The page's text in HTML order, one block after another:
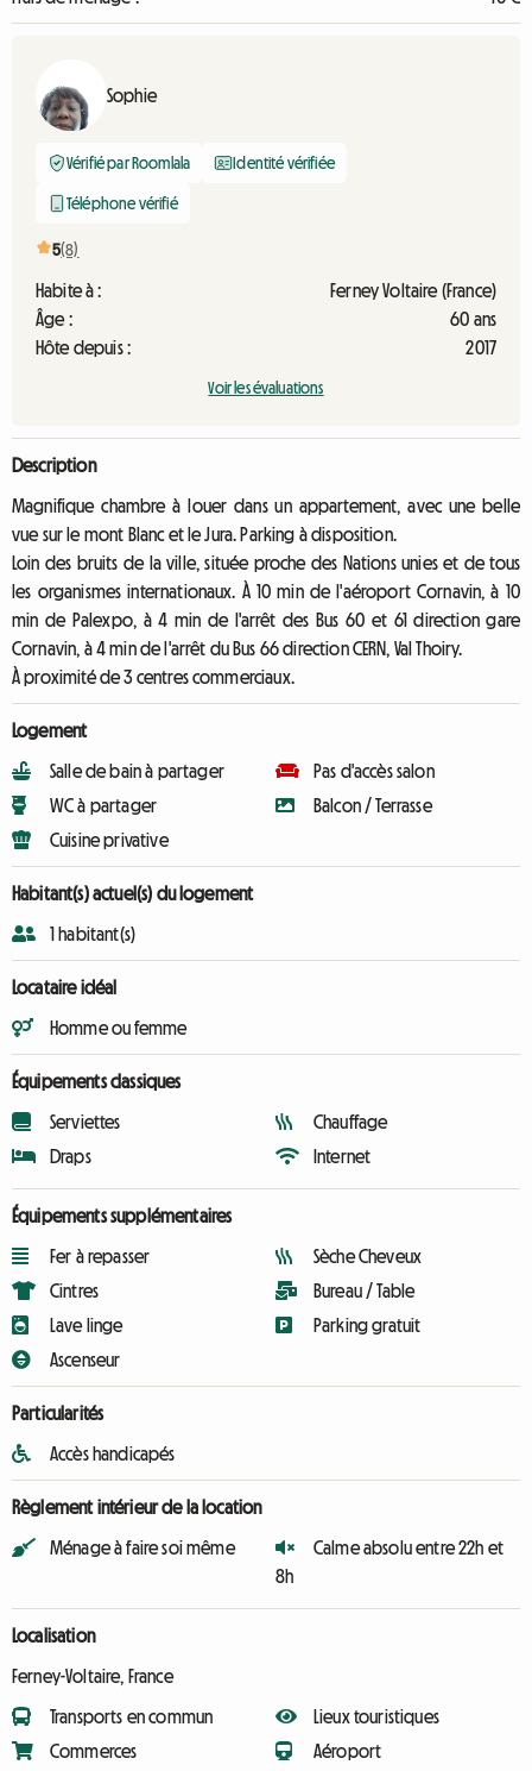
Sophie
Vérifié par Roomlala Identité vérifiée
Téléphone vérifié
5(8)
Habite à :
Ferney Voltaire (France)
Âge :
60 ans
Hôte depuis :
2017
Voir les évaluations
Description
Magnifique chambre à louer dans un appartement, avec une belle
vue sur le mont Blanc et le Jura. Parking à disposition.
Loin des bruits de la ville, située proche des Nations unies et de tous
les organismes internationaux. À 10 min de l'aéroport Cornavin, à 10
min de Palexpo, à 4 min de l'arrêt des Bus 60 et 61 direction gare
Cornavin, à 4 min de l'arrêt du Bus 66 direction CERN, Val Thoiry.
À proximité de 3 centres commerciaux.
Logement
Salle de bain à partager
WC à partager
Cuisine privative
Pas d'accès salon
Balcon / Terrasse
Habitant(s) actuel(s) du logement
1 habitant(s)
Locataire idéal
Homme ou femme
Équipements classiques
Serviettes
Draps
Chauffage
Internet
Équipements supplémentaires
Fer à repasser
Cintres
Lave linge
Ascenseur
Sèche Cheveux
Bureau / Table
Parking gratuit
Particularités
Accès handicapés
Règlement intérieur de la location
Ménage à faire soi même
Calme absolu entre 22h et
8h
Localisation
Ferney-Voltaire, France
Transports en commun
Commerces
Lieux touristiques
Aéroport